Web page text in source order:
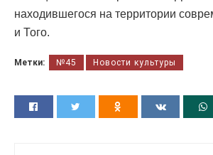
находившегося на территории
и Того.
Метки: №45 Новости культуры